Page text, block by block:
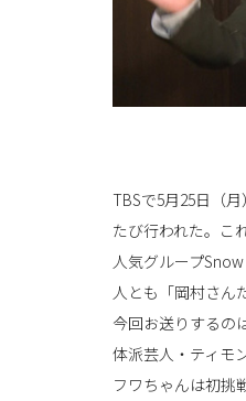
TBSで5月25日（
たび行われた。こ
人気グループ
人とも「岡村さん
今回お送りするの
体派芸人・ティモ
フワちゃんは初挑